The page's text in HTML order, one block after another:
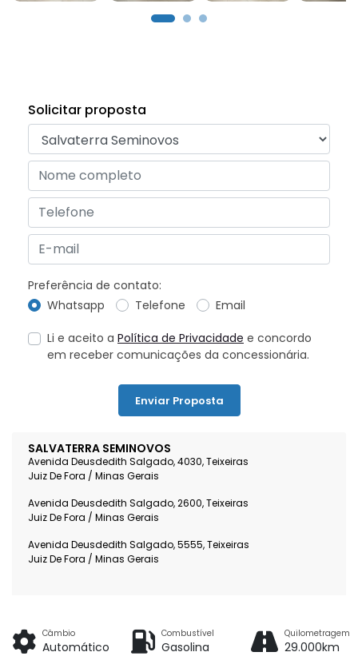
SALVATERRA SEMINOVOS
Avenida Deusdedith Salgado, 4030, Teixeiras
Juiz De Fora / Minas Gerais
Avenida Deusdedith Salgado, 2600, Teixeiras
Juiz De Fora / Minas Gerais
Avenida Deusdedith Salgado, 5555, Teixeiras
Juiz De Fora / Minas Gerais
Solicitar proposta
Preferência de contato:
Whatsapp
Telefone Email
Li e aceito a Política de Privacidade e concordo
em receber comunicações da concessionária.
Enviar Proposta
Câmbio
Automático
Combustível
Gasolina
Quilometragem
29.000km